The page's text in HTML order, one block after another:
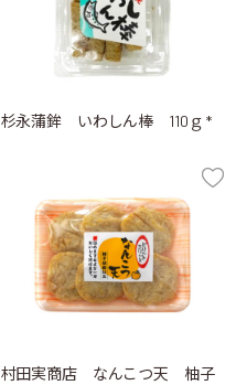
杉永蒲鉾 いわしん棒 110ｇ *
村田実商店 なんこつ天 柚子